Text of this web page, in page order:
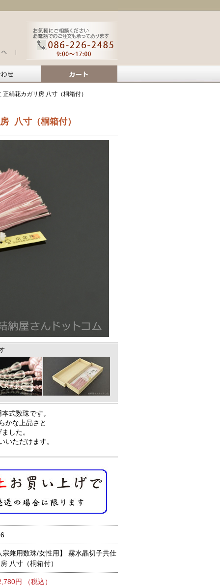
花カガリ房 八寸（桐箱付）
八寸（桐箱付）
式数珠です。
かな上品さと
した。
いただけます。
兼用数珠/女性用】 霧水晶切子共仕
八寸（桐箱付）
円 （税込）